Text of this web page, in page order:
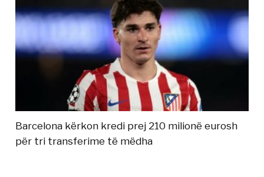
Barcelona kërkon kredi prej 210 milionë eurosh
për tri transferime të mëdha